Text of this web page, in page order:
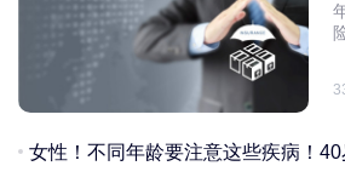
女性！不同年龄要注意这些疾病！40岁的这个疾